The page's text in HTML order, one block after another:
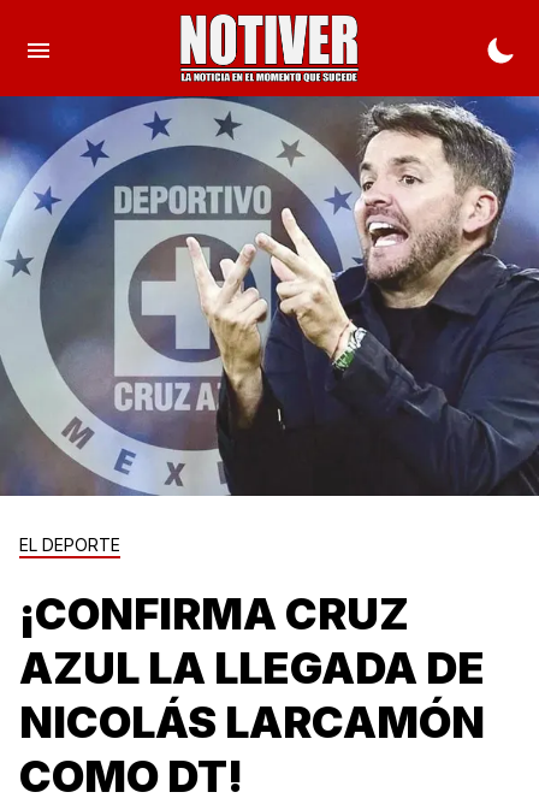
EL DEPORTE
¡CONFIRMA CRUZ
AZUL LA LLEGADA DE
NICOLÁS LARCAMÓN
COMO DT!